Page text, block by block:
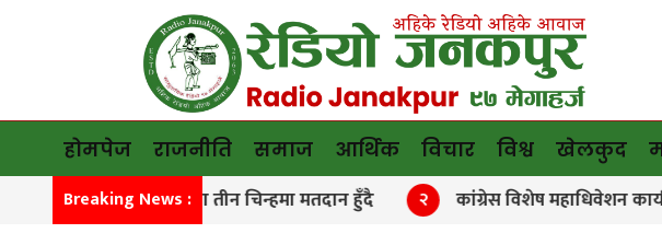
होमपेज राजनीति समाज आर्थिक विचार विश्व खेलकुद
Breaking News :
मनाङमा तीन चिन्हमा मतदान हुँदै २ कांग्रेस विशेष महाधिवेशन कार्यविधि पारित